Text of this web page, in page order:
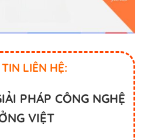
LIÊN HỆ:
PHÁP CÔNG NGHỆ
VIỆT